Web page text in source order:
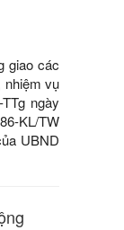
giao các
nhiệm vụ
ngày
KL/TW
UBND